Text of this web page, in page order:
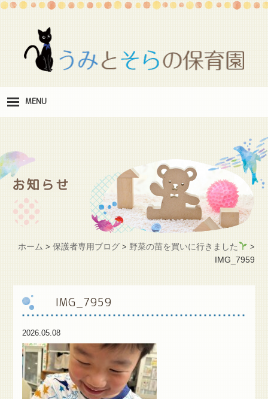
MENU
職
施 設紹介
護者様専用ブログ
お知らせ
ホーム > 保護者専用ブログ> 野菜の苗を買いに行きました >
IMG_7959
IMG_7959
2026.05.08